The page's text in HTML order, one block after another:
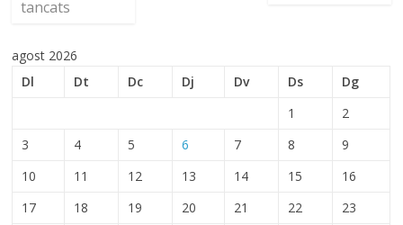
tancats
agost 2026
Dl
Dt Dc Dj Dv Ds
Dg
1
2
3
4 5 6 7 8
9
10
11 12 13 14 15
16
17
18 19 20 21 22
23